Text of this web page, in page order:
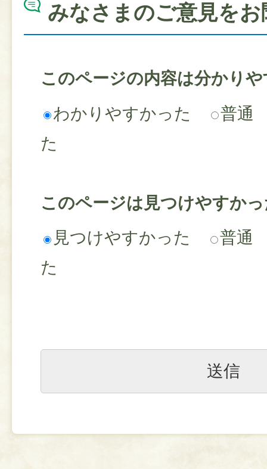
みなさまのご意見を
このページの内容は分かり
わかりやすかった
普通
た
このページは見つけやすか
見つけやすかった
普通
た